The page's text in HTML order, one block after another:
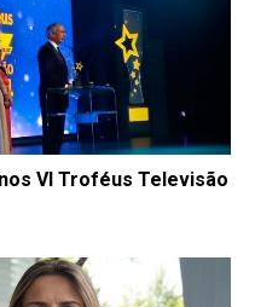
VI Troféus Televisão